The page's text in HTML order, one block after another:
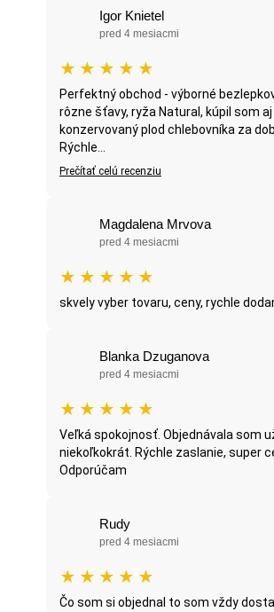
Igor Knietel
pred 4 mesiacmi
★ ★ ★ ★ ★
Perfektný obchod - výborné
rôzne šťavy, ryža Natural, kúpil som aj
konzervovaný plod chlebovníka za
Rýchle...
Prečítať celú recenziu
Magdalena Mrvova
pred 4 mesiacmi
★ ★ ★ ★ ★
skvely vyber tovaru, ceny, rychle
Blanka Dzuganova
pred 4 mesiacmi
★ ★ ★ ★ ★
Veľká spokojnosť. Objednávala som
niekoľkokrát. Rýchle zaslanie, super
Odporúčam
Rudy
pred 4 mesiacmi
★ ★ ★ ★ ★
Čo som si objednal to som vždy